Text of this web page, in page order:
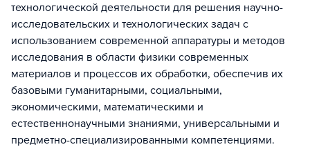
технологической деятельности для решения научно-
исследовательских и технологических задач с
использованием современной аппаратуры и методов
исследования в области физики современных
материалов и процессов их обработки, обеспечив их
базовыми гуманитарными, социальными,
экономическими, математическими и
естественнонаучными знаниями, универсальными и
предметно-специализированными компетенциями.